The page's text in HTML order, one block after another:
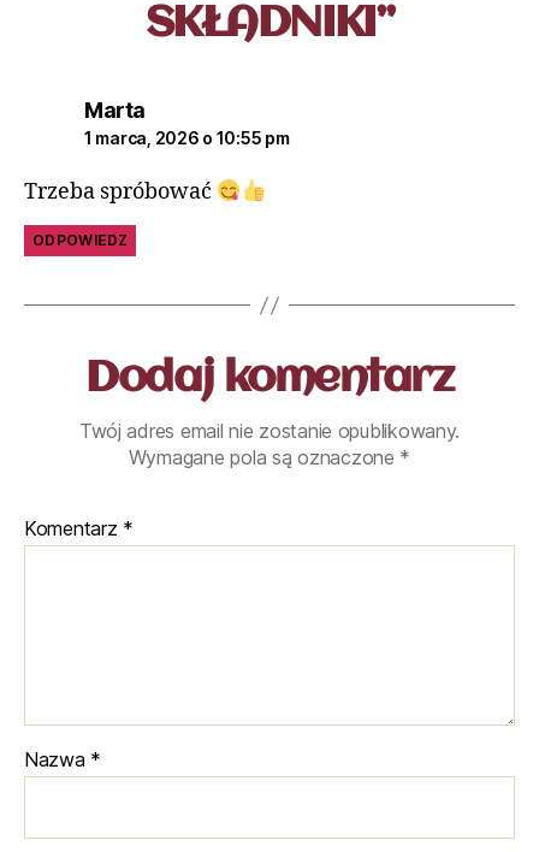
SKŁADNIKI”
Marta
1 marca, 2026 o 10:55 pm
Trzeba spróbować
ODPOWIEDZ
Dodaj komentarz
Twój adres email nie zostanie opublikowany.
Wymagane pola są oznaczone *
Komentarz *
Nazwa *